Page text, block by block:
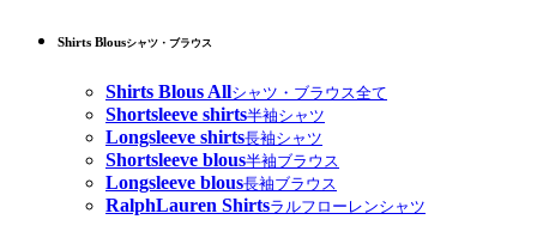
Shirts Blousシャツ・ブラウス
Shirts Blous Allシャツ・ブラウス全て
Shortsleeve shirts半袖シャツ
Longsleeve shirts長袖シャツ
Shortsleeve blous半袖ブラウス
Longsleeve blous長袖ブラウス
RalphLauren Shirtsラルフローレンシャツ